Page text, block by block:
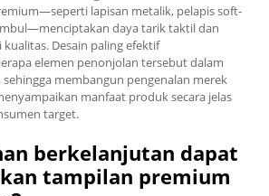
lapisan metalik, pelapis soft-
daya tarik taktil dan
Desain paling efektif
elemen penonjolan tersebut dalam
membangun pengenalan merek
manfaat produk secara jelas
target.
berkelanjutan dapat
tampilan premium